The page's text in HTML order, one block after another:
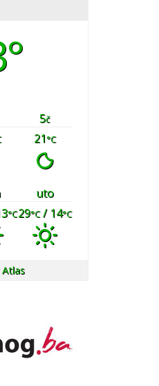
5č
21°C
uto
°C29°C/ 14°C